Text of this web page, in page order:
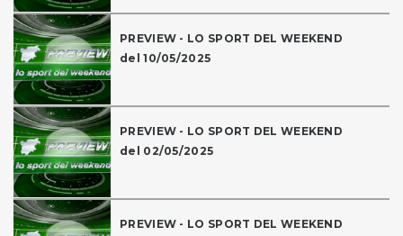
PREVIEW - LO SPORT DEL WEEKEND
del 10/05/2025
PREVIEW - LO SPORT DEL WEEKEND
del 02/05/2025
PREVIEW - LO SPORT DEL WEEKEND